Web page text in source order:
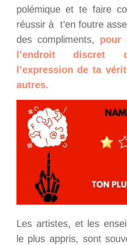
polémique et te faire
réussir à t’en foutre
des compliments, pour
l’endroit discret
l’expression de ta
autres.
Les artistes, et les
le plus appris, sont